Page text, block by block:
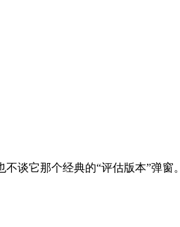
谈它那个经典的“评估版本”弹窗